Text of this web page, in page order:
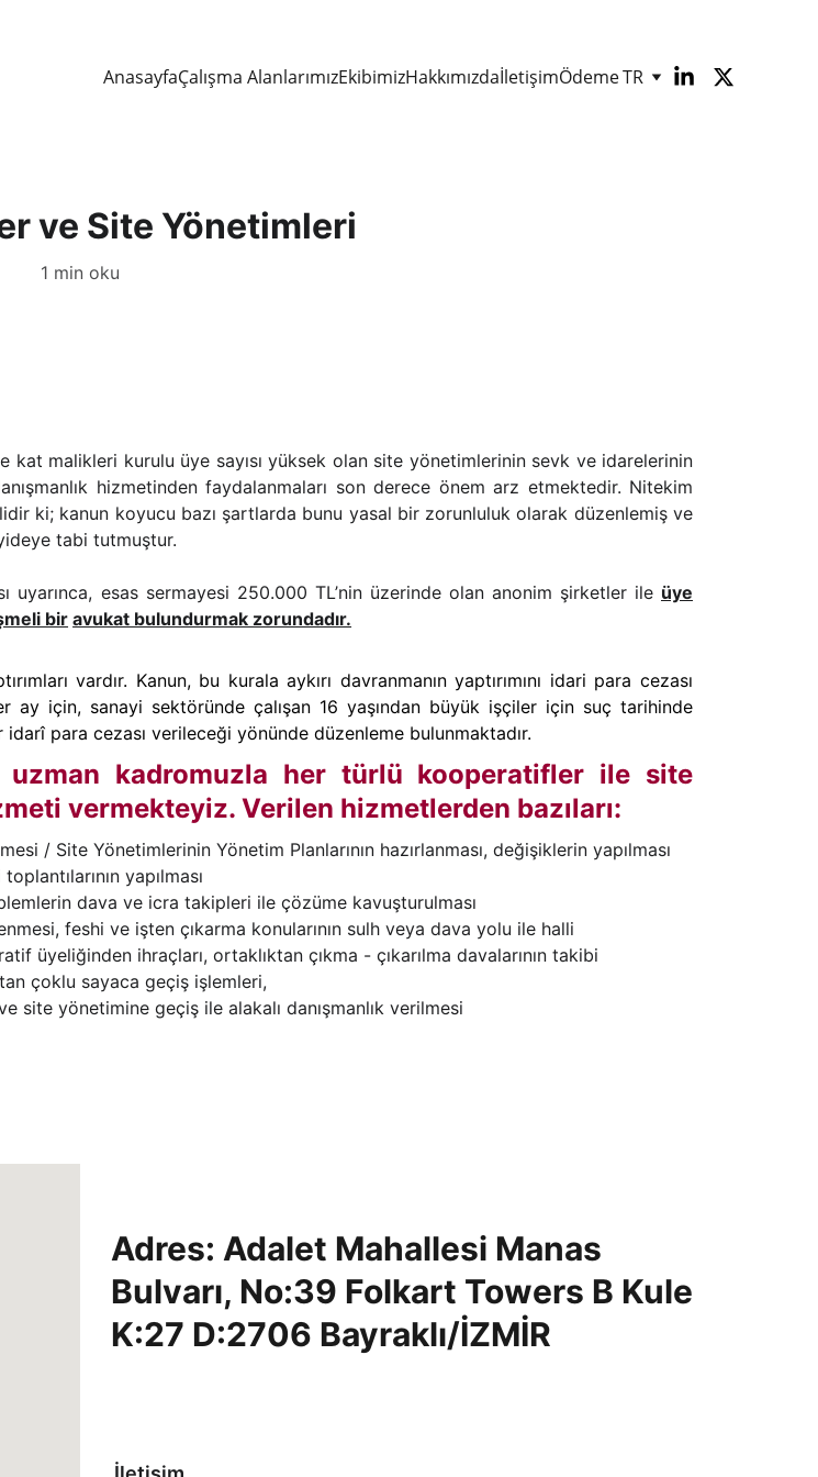
AnasayfaÇalışma AlanlarımızEkibimizHakkımızdaİletişimÖdemeTR
ve Site Yönetimleri
1 min oku
kat malikleri kurulu üye sayısı yüksek olan site yönetimlerinin sevk ve idarelerinin
hizmetinden faydalanmaları son derece önem arz etmektedir. Nitekim
ki; kanun koyucu bazı şartlarda bunu yasal bir zorunluluk olarak düzenlemiş ve
tabi tutmuştur.
uyarınca, esas sermayesi 250.000 TL’nin üzerinde olan anonim şirketler ile üye
bir avukat bulundurmak zorundadır.
vardır. Kanun, bu kurala aykırı davranmanın yaptırımını idari para cezası
için, sanayi sektöründe çalışan 16 yaşından büyük işçiler için suç tarihinde
para cezası verileceği yönünde düzenleme bulunmaktadır.
uzman kadromuzla her türlü kooperatifler ile site
vermekteyiz. Verilen hizmetlerden bazıları:
/ Site Yönetimlerinin Yönetim Planlarının hazırlanması, değişiklerin yapılması
yapılması
dava ve icra takipleri ile çözüme kavuşturulması
feshi ve işten çıkarma konularının sulh veya dava yolu ile halli
üyeliğinden ihraçları, ortaklıktan çıkma - çıkarılma davalarının takibi
çoklu sayaca geçiş işlemleri,
site yönetimine geçiş ile alakalı danışmanlık verilmesi
Adres: Adalet Mahallesi Manas
Bulvarı, No:39 Folkart Towers B Kule
K:27 D:2706 Bayraklı/İZMİR